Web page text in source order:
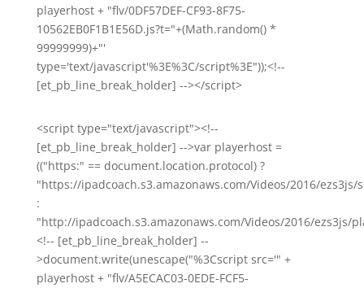
playerhost + "flv/0DF57DEF-CF93-8F75-
10562EB0F1B1E56D.js?t="+(Math.random() *
99999999)+"'
type='text/javascript'%3E%3C/script%3E"));<!--
[et_pb_line_break_holder] --></script>
<script type="text/javascript"><!--
[et_pb_line_break_holder] -->var playerhost =
(("https:" == document.location.protocol) ?
"https://ipadcoach.s3.amazonaws.com/Videos/2016/ezs3js/
:
"http://ipadcoach.s3.amazonaws.com/Videos/2016/ezs3js/
<!-- [et_pb_line_break_holder] --
>document.write(unescape("%3Cscript src='" +
playerhost + "flv/A5ECAC03-0EDE-FCF5-